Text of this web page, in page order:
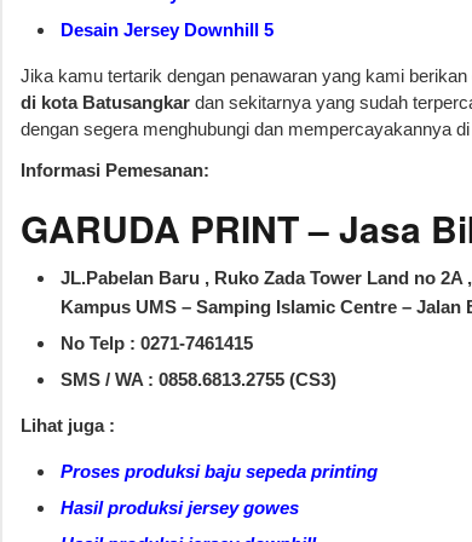
Desain Jersey Downhill 5
Jika kamu tertarik dengan penawaran yang kami
di kota Batusangkar dan sekitarnya yang sudah
dengan segera menghubungi dan mempercayakannya
Informasi Pemesanan:
GARUDA PRINT – Jasa
JL.Pabelan Baru , Ruko Zada Tower Land no
Kampus UMS – Samping Islamic Centre – Jalan
No Telp : 0271-7461415
SMS / WA : 0858.6813.2755 (CS3)
Lihat juga :
Proses produksi baju sepeda printing
Hasil produksi jersey gowes